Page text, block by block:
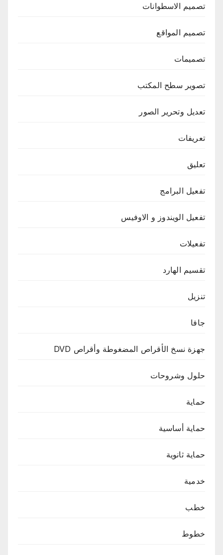
تصميم الاسطوانات
تصميم المواقع
تصميمات
تصوير سطح المكتب
تعديل وتحرير الصور
تعريفات
تعليق
تفعيل البرامج
تفعيل الويندوز و الاوفيس
تفعيلات
تقسيم الهارد
تنزيل
جافا
جهزة نسخ الأقراص المضغوطة وأقراص DVD
حلول وشروحات
حماية
حماية أساسية
حماية ثانوية
خدمية
خطب
خطوط